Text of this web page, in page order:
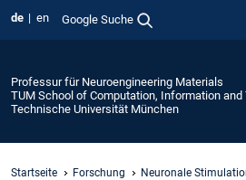
de en Google Suche
Professur für Neuroengineering Materials
TUM School of Computation, Information and
Technische Universität München
Startseite Forschung Neuronale